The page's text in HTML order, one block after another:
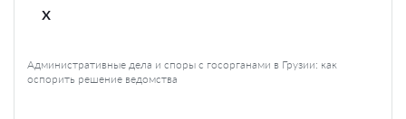
x
Административные дела и споры с госорганами в Грузии: как
оспорить решение ведомства